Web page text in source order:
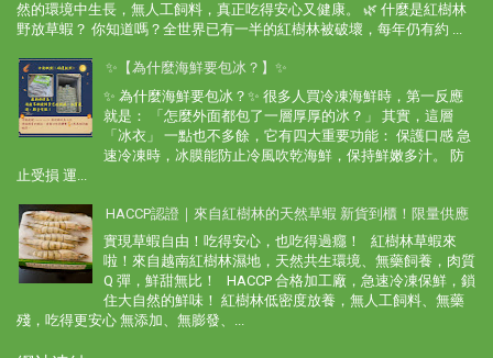
然的環境中生長，無人工飼料，真正吃得安心又健康。 🌿 什麼是紅樹林
野放草蝦？ 你知道嗎？全世界已有一半的紅樹林被破壞，每年仍有約 ...
✨【為什麼海鮮要包冰？】✨
✨ 為什麼海鮮要包冰？✨ 很多人買冷凍海鮮時，第一反應
就是： 「怎麼外面都包了一層厚厚的冰？」 其實，這層
「冰衣」 一點也不多餘，它有四大重要功能： 保護口感 急
速冷凍時，冰膜能防止冷風吹乾海鮮，保持鮮嫩多汁。 防
止受損 運...
HACCP認證｜來自紅樹林的天然草蝦 新貨到櫃！限量供應
實現草蝦自由！吃得安心，也吃得過癮！ 紅樹林草蝦來
啦！來自越南紅樹林濕地，天然共生環境、無藥飼養，肉質
Q 彈，鮮甜無比！ HACCP 合格加工廠，急速冷凍保鮮，鎖
住大自然的鮮味！ 紅樹林低密度放養，無人工飼料、無藥
殘，吃得更安心 無添加、無膨發、...